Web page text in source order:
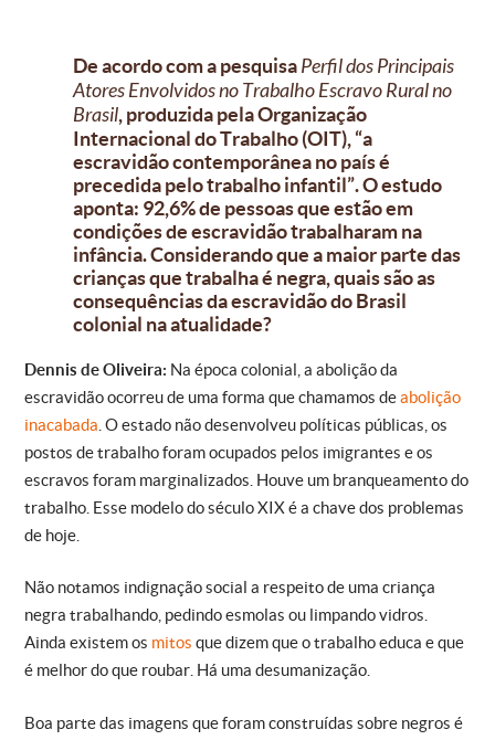
De acordo com a pesquisaPerfil dos Principais
Atores Envolvidos no Trabalho Escravo Rural no
Brasil, produzida pela Organização
Internacional do Trabalho (OIT), “a
escravidão contemporânea no país é
precedida pelo trabalho infantil”. O estudo
aponta: 92,6% de pessoas que estão em
condições de escravidão trabalharam na
infância. Considerando que a maior parte das
crianças que trabalha é negra, quais são as
consequências da escravidão do Brasil
colonial na atualidade?
Dennis de Oliveira: Na época colonial, a abolição da
escravidão ocorreu de uma forma que chamamos deabolição
inacabada . O estado não desenvolveu políticas públicas, os
postos de trabalho foram ocupados pelos imigrantes e os
escravos foram marginalizados. Houve um branqueamento do
trabalho. Esse modelo do século XIX é a chave dos problemas
de hoje.
Não notamos indignação social a respeito de uma criança
negra trabalhando, pedindo esmolas ou limpando vidros.
Ainda existem os mitos que dizem que o trabalho educa e que
é melhor do que roubar. Há uma desumanização.
Boa parte das imagens que foram construídas sobre negros é